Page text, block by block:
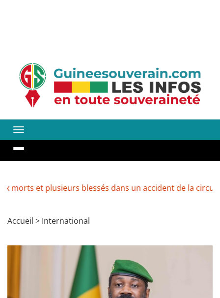
plusieurs blessés dans un accident de la circulation
Accueil > International